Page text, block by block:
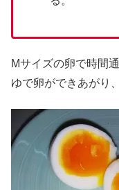
Mサイズの卵で時間
ゆで卵ができあがり